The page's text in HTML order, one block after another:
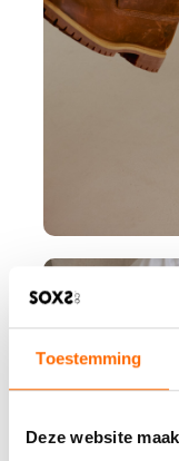
Toestemming
Deze website